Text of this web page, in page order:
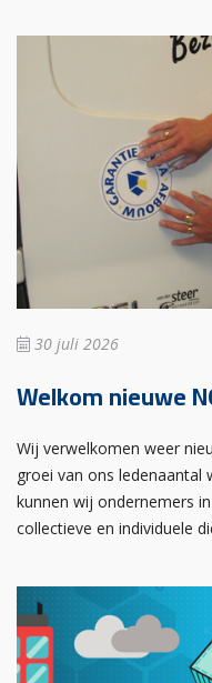
30 juli 2026
Welkom nieuwe
Wij verwelkomen weer
groei van ons ledenaantal
kunnen wij ondernemers
collectieve en individuele